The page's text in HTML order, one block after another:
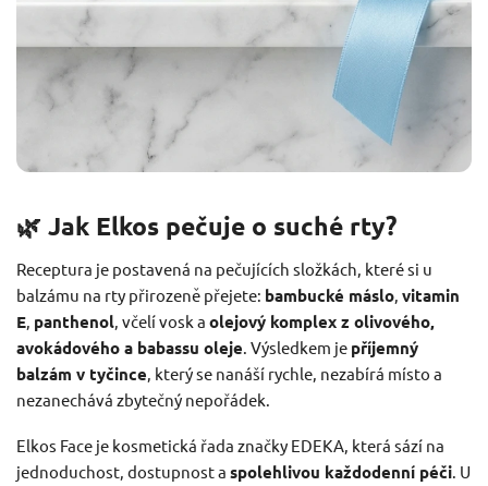
🌿 Jak Elkos pečuje o suché rty?
Receptura je postavená na pečujících složkách, které si u
balzámu na rty přirozeně přejete: bambucké máslo, vitamin
E, panthenol, včelí vosk a olejový komplex z olivového,
avokádového a babassu oleje. Výsledkem je příjemný
balzám v tyčince, který se nanáší rychle, nezabírá místo a
nezanechává zbytečný nepořádek.
Elkos Face je kosmetická řada značky EDEKA, která sází na
jednoduchost, dostupnost a spolehlivou každodenní péči. U